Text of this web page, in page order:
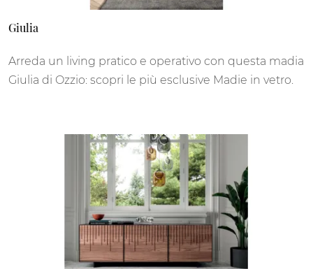
Giulia
Arreda un living pratico e operativo con questa madia
Giulia di Ozzio: scopri le più esclusive Madie in vetro.